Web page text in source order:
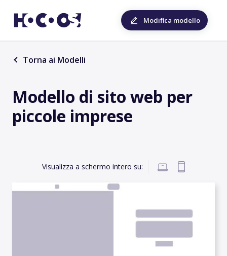
Modifica modello
Torna ai Modelli
Modello di sito web per
piccole imprese
Visualizza a schermo intero su: